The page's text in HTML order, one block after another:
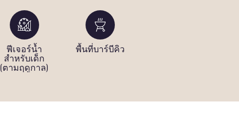
ฟีเจอร์น้ำ
สำหรับเด็ก
(ตามฤดูกาล)
พื้นที่บาร์บีคิว